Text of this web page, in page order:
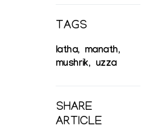
TAGS
latha, manath,
mushrik, uzza
SHARE
ARTICLE